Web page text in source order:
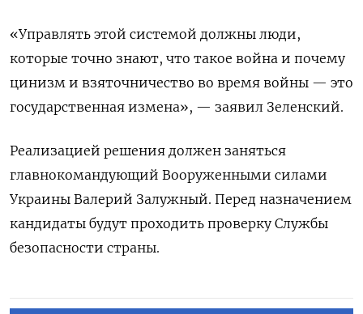
«Управлять этой системой должны люди,
которые точно знают, что такое война и почему
цинизм и взяточничество во время войны — это
государственная измена», — заявил Зеленский.
Реализацией решения должен заняться
главнокомандующий Вооруженными силами
Украины Валерий Залужный. Перед назначением
кандидаты будут проходить проверку Службы
безопасности страны.